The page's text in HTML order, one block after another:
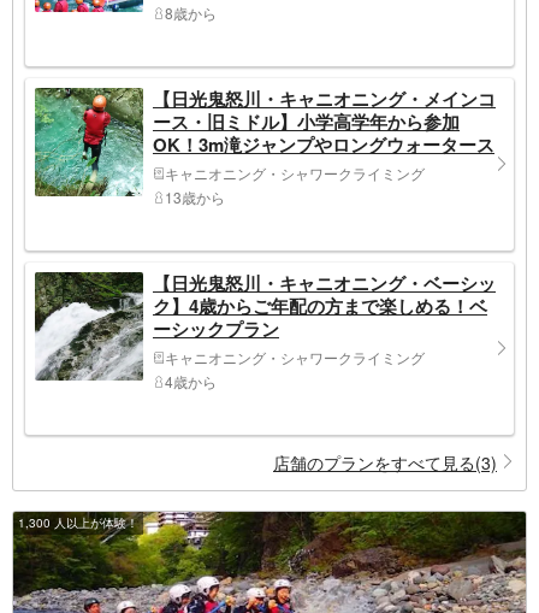
8歳から
【日光鬼怒川・キャニオニング・メインコ
ース・旧ミドル】小学高学年から参加
OK！3m滝ジャンプやロングウォータース
ライダーの大満足メインコース・旧ミド
ル・プラン
キャニオニング・シャワークライミング
13歳から
【日光鬼怒川・キャニオニング・ベーシッ
ク】4歳からご年配の方まで楽しめる！ベ
ーシックプラン
キャニオニング・シャワークライミング
4歳から
店舗のプランをすべて見る(3)
1,300 人以上が体験！